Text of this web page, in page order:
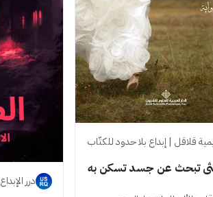
قلاقل | إبداع بلا حدود للكتّاب
تبحث عن جسد تسكن به
درر الإبداع